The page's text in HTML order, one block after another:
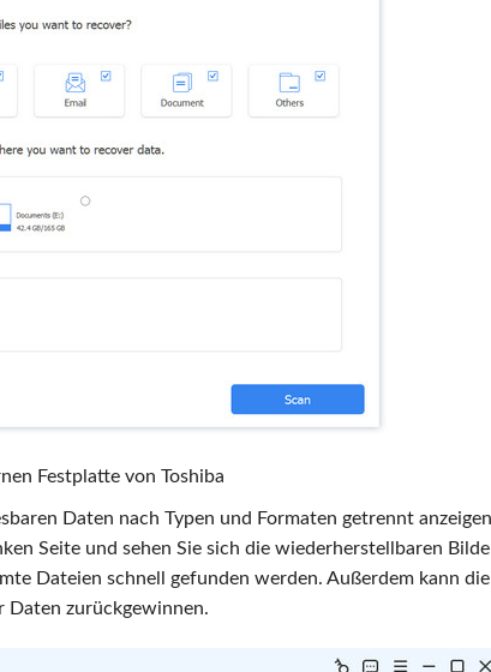
Festplatte von Toshiba
Daten nach Typen und Formaten getrennt
Seite und sehen Sie sich die wiederherstellbaren
Dateien schnell gefunden werden. Außerdem kann
Daten zurückgewinnen.